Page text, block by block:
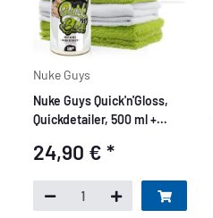
Nuke Guys
Nuke Guys Quick'n'Gloss,
Quickdetailer, 500 ml +
ultraflausch Mikrofaser -
40x40cm
24,90 €*